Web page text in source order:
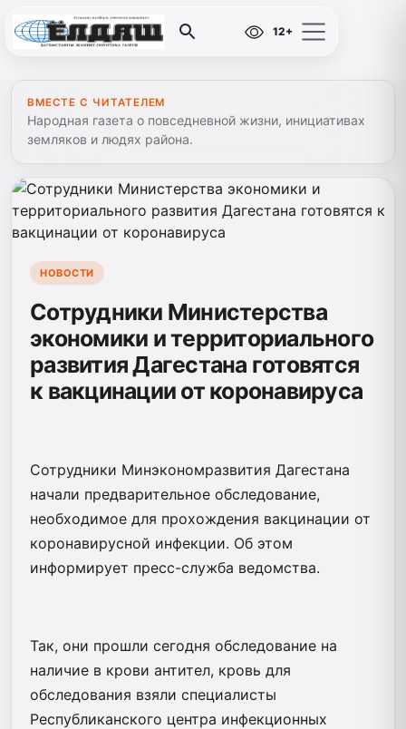
12+
ВМЕСТЕ С ЧИТАТЕЛЕМ
Народная газета о повседневной жизни, инициативах
земляков и людях района.
НОВОСТИ
Сотрудники Министерства
экономики и территориального
развития Дагестана готовятся
к вакцинации от коронавируса
Сотрудники Минэкономразвития Дагестана
начали предварительное обследование,
необходимое для прохождения вакцинации от
коронавирусной инфекции. Об этом
информирует пресс-служба ведомства.
Так, они прошли сегодня обследование на
наличие в крови антител, кровь для
обследования взяли специалисты
Республиканского центра инфекционных